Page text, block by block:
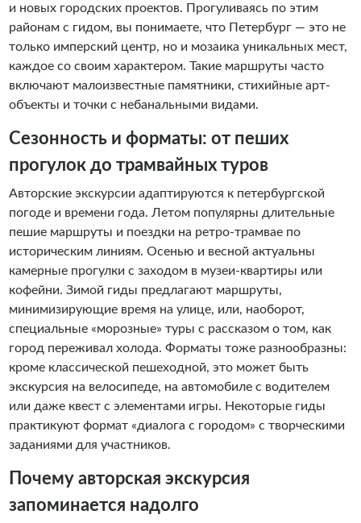
и новых городских проектов. Прогуливаясь по этим
районам с гидом, вы понимаете, что Петербург — это не
только имперский центр, но и мозаика уникальных мест,
каждое со своим характером. Такие маршруты часто
включают малоизвестные памятники, стихийные арт-
объекты и точки с небанальными видами.
Сезонность и форматы: от пеших
прогулок до трамвайных туров
Авторские экскурсии адаптируются к петербургской
погоде и времени года. Летом популярны длительные
пешие маршруты и поездки на ретро-трамвае по
историческим линиям. Осенью и весной актуальны
камерные прогулки с заходом в музеи-квартиры или
кофейни. Зимой гиды предлагают маршруты,
минимизирующие время на улице, или, наоборот,
специальные «морозные» туры с рассказом о том, как
город переживал холода. Форматы тоже разнообразны:
кроме классической пешеходной, это может быть
экскурсия на велосипеде, на автомобиле с водителем
или даже квест с элементами игры. Некоторые гиды
практикуют формат «диалога с городом» с творческими
заданиями для участников.
Почему авторская экскурсия
запоминается надолго